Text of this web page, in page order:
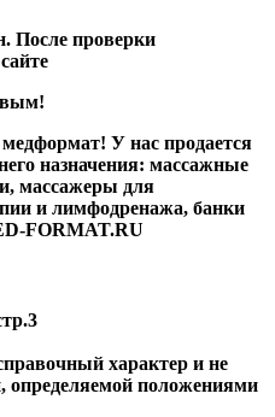
После проверки
У нас продается
назначения: массажные
массажеры для
и лимфодренажа, банки
FORMAT.RU
характер и не
определяемой положениями